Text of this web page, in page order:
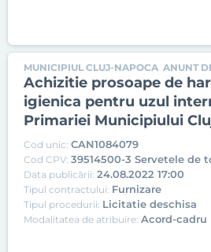
MUNICIPIUL CLUJ-NAPOCA ANUNT
Achizitie prosoape de
igienica pentru uzul
Primariei Municipiului
Cod unic: CAN1084079
Cod CPV: 39514500-3 Servetele de
Data publicării: 24.08.2022 17:00
Tipul contractului: Furnizare
Tipul procedurii: Licitatie deschisa
Modalitatea de atribuire: Acord-cadru